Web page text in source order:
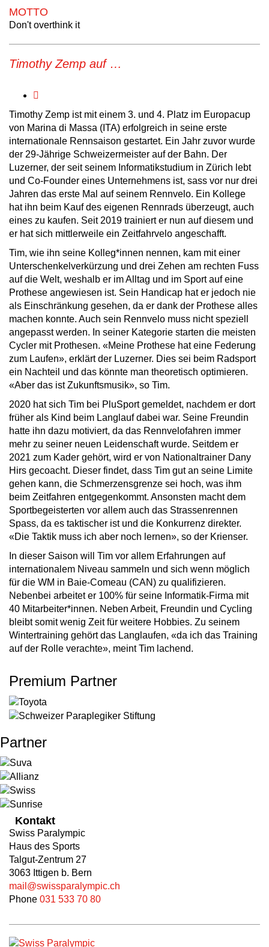
MOTTO
Don't overthink it
Timothy Zemp auf …
Timothy Zemp ist mit einem 3. und 4. Platz im Europacup
von Marina di Massa (ITA) erfolgreich in seine erste
internationale Rennsaison gestartet. Ein Jahr zuvor wurde
der 29-Jährige Schweizermeister auf der Bahn. Der
Luzerner, der seit seinem Informatikstudium in Zürich lebt
und Co-Founder eines Unternehmens ist, sass vor nur drei
Jahren das erste Mal auf seinem Rennvelo. Ein Kollege
hat ihn beim Kauf des eigenen Rennrads überzeugt, auch
eines zu kaufen. Seit 2019 trainiert er nun auf diesem und
er hat sich mittlerweile ein Zeitfahrvelo angeschafft.
Tim, wie ihn seine Kolleg*innen nennen, kam mit einer
Unterschenkelverkürzung und drei Zehen am rechten Fuss
auf die Welt, weshalb er im Alltag und im Sport auf eine
Prothese angewiesen ist. Sein Handicap hat er jedoch nie
als Einschränkung gesehen, da er dank der Prothese alles
machen konnte. Auch sein Rennvelo muss nicht speziell
angepasst werden. In seiner Kategorie starten die meisten
Cycler mit Prothesen. «Meine Prothese hat eine Federung
zum Laufen», erklärt der Luzerner. Dies sei beim Radsport
ein Nachteil und das könnte man theoretisch optimieren.
«Aber das ist Zukunftsmusik», so Tim.
2020 hat sich Tim bei PluSport gemeldet, nachdem er dort
früher als Kind beim Langlauf dabei war. Seine Freundin
hatte ihn dazu motiviert, da das Rennvelofahren immer
mehr zu seiner neuen Leidenschaft wurde. Seitdem er
2021 zum Kader gehört, wird er von Nationaltrainer Dany
Hirs gecoacht. Dieser findet, dass Tim gut an seine Limite
gehen kann, die Schmerzensgrenze sei hoch, was ihm
beim Zeitfahren entgegenkommt. Ansonsten macht dem
Sportbegeisterten vor allem auch das Strassenrennen
Spass, da es taktischer ist und die Konkurrenz direkter.
«Die Taktik muss ich aber noch lernen», so der Krienser.
In dieser Saison will Tim vor allem Erfahrungen auf
internationalem Niveau sammeln und sich wenn möglich
für die WM in Baie-Comeau (CAN) zu qualifizieren.
Nebenbei arbeitet er 100% für seine Informatik-Firma mit
40 Mitarbeiter*innen. Neben Arbeit, Freundin und Cycling
bleibt somit wenig Zeit für weitere Hobbies. Zu seinem
Wintertraining gehört das Langlaufen, «da ich das Training
auf der Rolle verachte», meint Tim lachend.
Premium Partner
Partner
Kontakt
Swiss Paralympic
Haus des Sports
Talgut-Zentrum 27
3063 Ittigen b. Bern
mail@swissparalympic.ch
Phone 031 533 70 80